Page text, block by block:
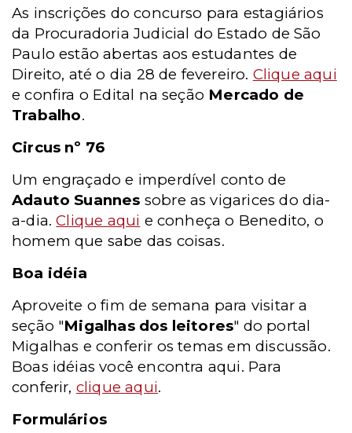
As inscrições do concurso para estagiários
da Procuradoria Judicial do Estado de São
Paulo estão abertas aos estudantes de
Direito, até o dia 28 de fevereiro. Clique aqui
e confira o Edital na seção Mercado de
Trabalho.
Circus nº 76
Um engraçado e imperdível conto de
Adauto Suannes sobre as vigarices do dia-
a-dia.Clique aqui e conheça o Benedito, o
homem que sabe das coisas.
Boa idéia
Aproveite o fim de semana para visitar a
seção "Migalhas dos leitores" do portal
Migalhas e conferir os temas em discussão.
Boas idéias você encontra aqui. Para
conferir, clique aqui.
Formulários